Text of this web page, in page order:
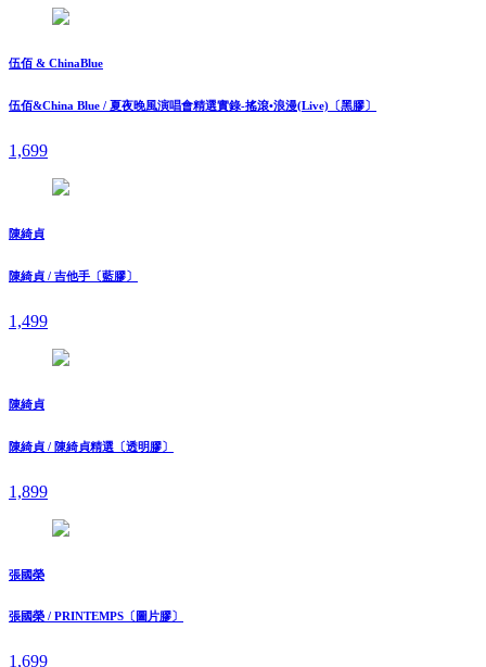
伍佰 & ChinaBlue
伍佰&China Blue / 夏夜晚風演唱會精選實錄-搖滾•浪漫(Live)〔黑膠〕
1,699
陳綺貞
陳綺貞 / 吉他手〔藍膠〕
1,499
陳綺貞
陳綺貞 / 陳綺貞精選〔透明膠〕
1,899
張國榮
張國榮 / PRINTEMPS〔圖片膠〕
1,699